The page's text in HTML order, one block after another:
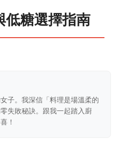
低糖選擇指南
子。我深信「料理是場溫柔的
失敗秘訣。跟我一起踏入廚
！